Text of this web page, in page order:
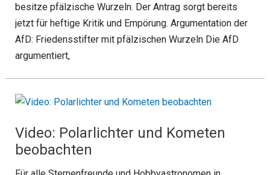
besitze pfälzische Wurzeln. Der Antrag sorgt bereits
jetzt für heftige Kritik und Empörung. Argumentation der
AfD: Friedensstifter mit pfälzischen Wurzeln Die AfD
argumentiert,
Video: Polarlichter und Kometen
beobachten